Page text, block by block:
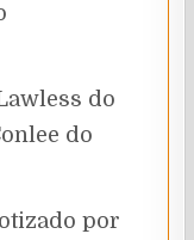
do
do
por